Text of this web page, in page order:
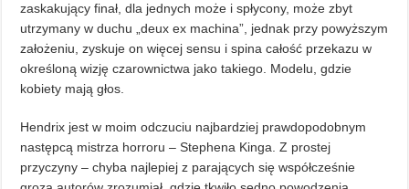
zaskakujący finał, dla jednych może i spłycony, może zbyt
utrzymany w duchu „deux ex machina”, jednak przy powyższym
założeniu, zyskuje on więcej sensu i spina całość przekazu w
określoną wizję czarownictwa jako takiego. Modelu, gdzie
kobiety mają głos.
Hendrix jest w moim odczuciu najbardziej prawdopodobnym
następcą mistrza horroru – Stephena Kinga. Z prostej
przyczyny – chyba najlepiej z parających się współcześnie